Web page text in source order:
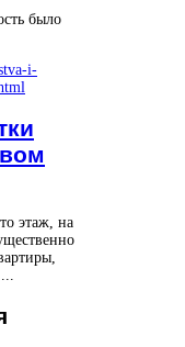
было
этаж, на